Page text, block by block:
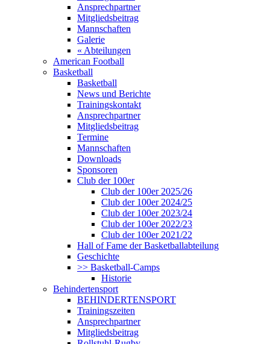
Ansprechpartner
Mitgliedsbeitrag
Mannschaften
Galerie
« Abteilungen
American Football
Basketball
Basketball
News und Berichte
Trainingskontakt
Ansprechpartner
Mitgliedsbeitrag
Termine
Mannschaften
Downloads
Sponsoren
Club der 100er
Club der 100er 2025/26
Club der 100er 2024/25
Club der 100er 2023/24
Club der 100er 2022/23
Club der 100er 2021/22
Hall of Fame der Basketballabteilung
Geschichte
>> Basketball-Camps
Historie
Behindertensport
BEHINDERTENSPORT
Trainingszeiten
Ansprechpartner
Mitgliedsbeitrag